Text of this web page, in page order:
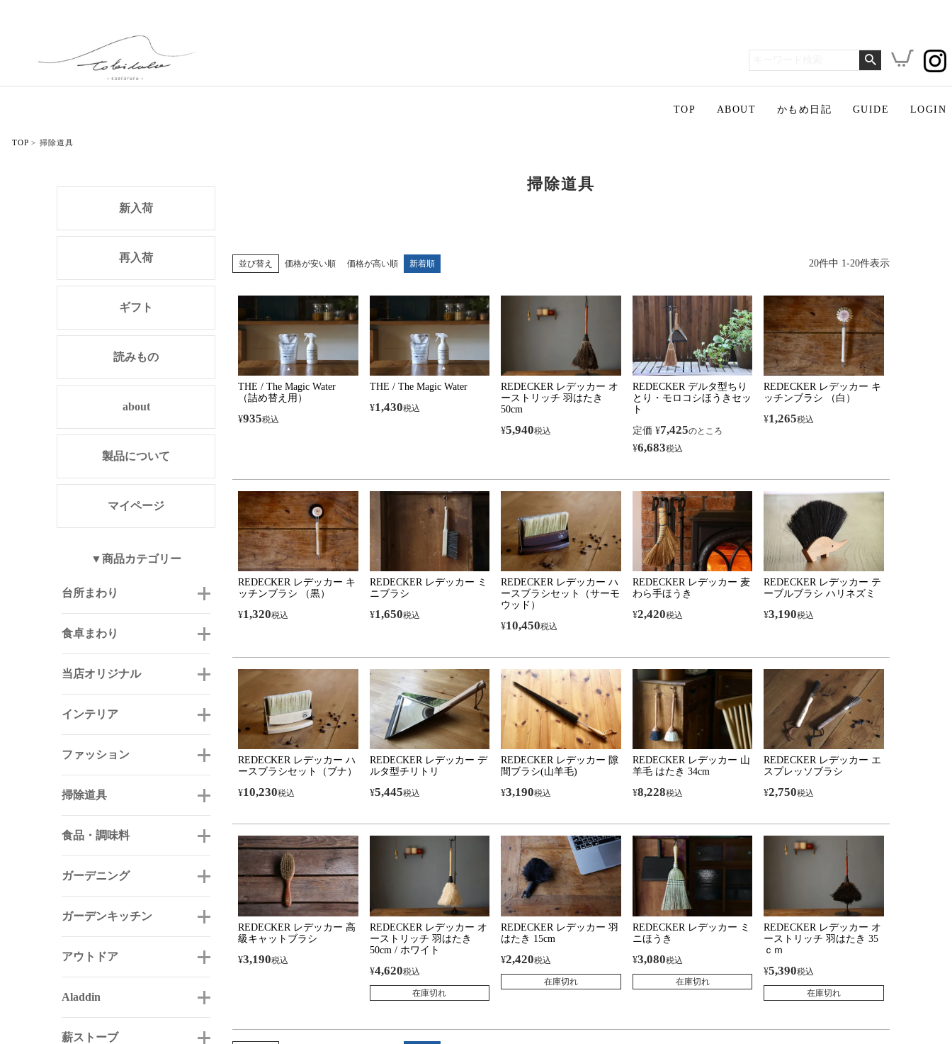
TOP ABOUT かもめ日記 GUIDE LOGIN
TOP 掃除道具
新入荷
再入荷
ギフト
読みもの
about
製品について
マイページ
▼商品カテゴリー
台所まわり
食卓まわり
当店オリジナル
インテリア
ファッション
掃除道具
食品・調味料
ガーデニング
ガーデンキッチン
アウトドア
Aladdin
薪ストーブ
掃除道具
並び替え 価格が安い順 価格が高い順 新着順 20件中 1-20件表示
THE / The Magic Water
（詰め替え用）
¥935税込
THE / The Magic Water
¥1,430税込
REDECKER レデッカー オ
ーストリッチ 羽はたき
50cm
¥5,940税込
REDECKER デルタ型ちり
とり・モロコシほうきセッ
ト
定価 ¥7,425のところ
¥6,683税込
REDECKER レデッカー キ
ッチンブラシ （白）
¥1,265税込
REDECKER レデッカー キ
ッチンブラシ （黒）
¥1,320税込
REDECKER レデッカー ミ
ニブラシ
¥1,650税込
REDECKER レデッカー ハ
ースブラシセット（サーモ
ウッド）
¥10,450税込
REDECKER レデッカー 麦
わら手ほうき
¥2,420税込
REDECKER レデッカー テ
ーブルブラシ ハリネズミ
¥3,190税込
REDECKER レデッカー ハ
ースブラシセット（ブナ）
¥10,230税込
REDECKER レデッカー デ
ルタ型チリトリ
¥5,445税込
REDECKER レデッカー 隙
間ブラシ(山羊毛)
¥3,190税込
REDECKER レデッカー 山
羊毛 はたき 34cm
¥8,228税込
REDECKER レデッカー エ
スプレッソブラシ
¥2,750税込
REDECKER レデッカー 高
級キャットブラシ
¥3,190税込
REDECKER レデッカー オ
ーストリッチ 羽はたき
50cm / ホワイト
¥4,620税込
在庫切れ
REDECKER レデッカー 羽
はたき 15cm
¥2,420税込
在庫切れ
REDECKER レデッカー ミ
ニほうき
¥3,080税込
在庫切れ
REDECKER レデッカー オ
ーストリッチ 羽はたき 35
ｃｍ
¥5,390税込
在庫切れ